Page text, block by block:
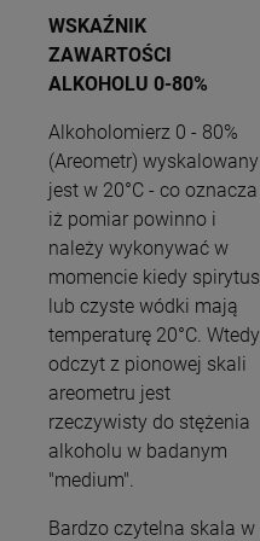
WSKAŹNIK
ZAWARTOŚCI
ALKOHOLU 0-80%
Alkoholomierz 0 - 80%
(Areometr) wyskalowany
jest w 20°C - co oznacza
iż pomiar powinno i
należy wykonywać w
momencie kiedy spirytus
lub czyste wódki mają
temperaturę 20°C. Wtedy
odczyt z pionowej skali
areometru jest
rzeczywisty do stężenia
alkoholu w badanym
"medium".
Bardzo czytelna skala w